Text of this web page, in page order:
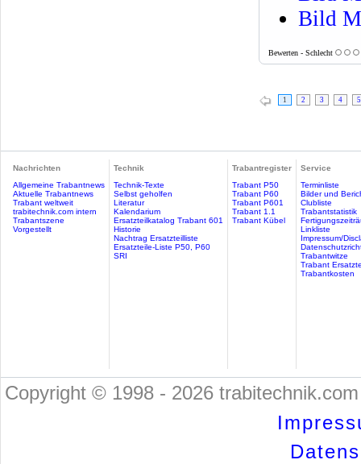
Bild
Bewerten - Schlecht
1 2 3 4 5
Nachrichten
Allgemeine Trabantnews
Aktuelle Trabantnews
Trabant weltweit
trabitechnik.com intern
Trabantszene
Vorgestellt
Technik
Technik-Texte
Selbst geholfen
Literatur
Kalendarium
Ersatzteilkatalog Trabant 601
Historie
Nachtrag Ersatzteilliste
Ersatzteile-Liste P50, P60
SRI
Trabantregister
Trabant P50
Trabant P60
Trabant P601
Trabant 1.1
Trabant Kübel
Service
Terminliste
Bilder und
Clubliste
Trabantstatistik
Linkliste
Impressum/
Trabantwitze
Trabant
Trabantkosten
Copyright © 1998 - 2026